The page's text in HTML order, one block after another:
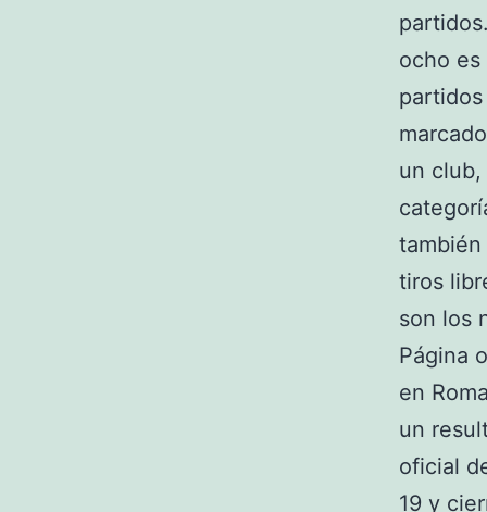
ocho
un
también
tiros
son los
Página
en
un
oficial
19 y